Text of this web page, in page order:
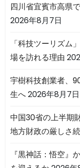
四川省宜賓市高県
2026年8月7日
「科技ツーリズ
場を訪れる理由
宇樹科技創業者、
生へ2026年8月7日
中国30省の上半期
地方財政の厳しさ続
『黒神話：悟空